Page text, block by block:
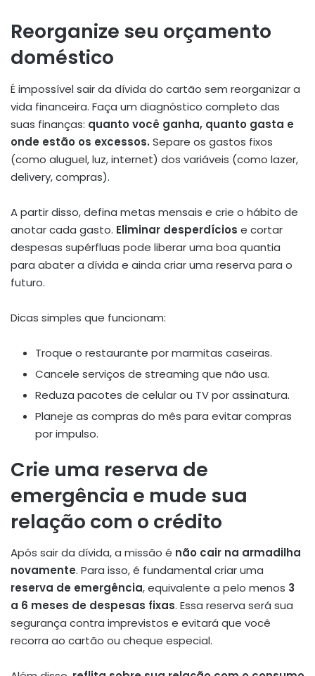
Reorganize seu orçamento
doméstico
É impossível sair da dívida do cartão sem reorganizar a
vida financeira. Faça um diagnóstico completo das
suas finanças: quanto você ganha, quanto gasta e
onde estão os excessos. Separe os gastos fixos
(como aluguel, luz, internet) dos variáveis (como lazer,
delivery, compras).
A partir disso, defina metas mensais e crie o hábito de
anotar cada gasto. Eliminar desperdícios e cortar
despesas supérfluas pode liberar uma boa quantia
para abater a dívida e ainda criar uma reserva para o
futuro.
Dicas simples que funcionam:
Troque o restaurante por marmitas caseiras.
Cancele serviços de streaming que não usa.
Reduza pacotes de celular ou TV por assinatura.
Planeje as compras do mês para evitar compras
por impulso.
Crie uma reserva de
emergência e mude sua
relação com o crédito
Após sair da dívida, a missão é não cair na armadilha
novamente. Para isso, é fundamental criar uma
reserva de emergência, equivalente a pelo menos 3
a 6 meses de despesas fixas. Essa reserva será sua
segurança contra imprevistos e evitará que você
recorra ao cartão ou cheque especial.